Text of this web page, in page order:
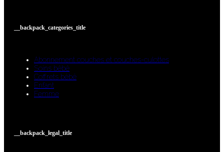
__backpack_categories_title
Abonnement couches et couches-culottes
Soins bébé
Coffrets bébé
Enfant
Femme
__backpack_legal_title